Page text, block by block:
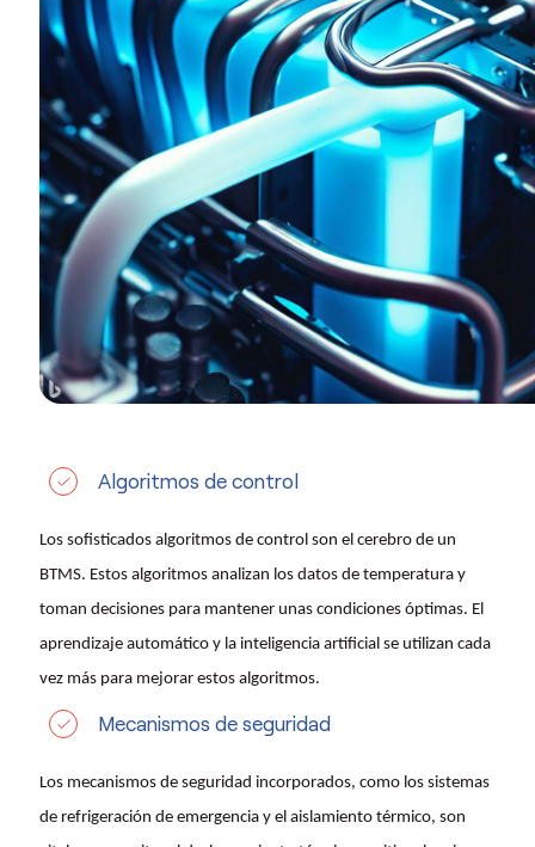
Algoritmos de control
Los sofisticados algoritmos de control son el cerebro de un
BTMS. Estos algoritmos analizan los datos de temperatura y
toman decisiones para mantener unas condiciones óptimas. El
aprendizaje automático y la inteligencia artificial se utilizan cada
vez más para mejorar estos algoritmos.
Mecanismos de seguridad
Los mecanismos de seguridad incorporados, como los sistemas
de refrigeración de emergencia y el aislamiento térmico, son